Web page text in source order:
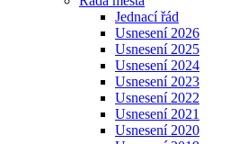
Jednací řád
Usnesení 2026
Usnesení 2025
Usnesení 2024
Usnesení 2023
Usnesení 2022
Usnesení 2021
Usnesení 2020